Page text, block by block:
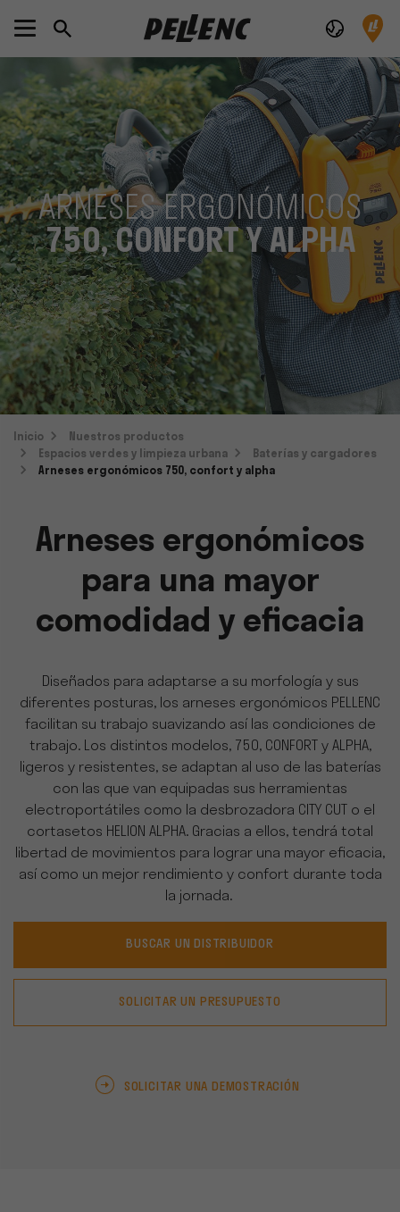
ARNESES ERGONÓMICOS
750, CONFORT Y ALPHA
Inicio
Nuestros productos
Espacios verdes y limpieza urbana
Baterías y cargadores
Arneses ergonómicos 750, confort y alpha
Arneses ergonómicos
para una mayor
comodidad y eficacia
Diseñados para adaptarse a su morfología y sus
diferentes posturas, los arneses ergonómicos PELLENC
facilitan su trabajo suavizando así las condiciones de
trabajo. Los distintos modelos, 750, CONFORT y ALPHA,
ligeros y resistentes, se adaptan al uso de las baterías
con las que van equipadas sus herramientas
electroportátiles como la desbrozadora CITY CUT o el
cortasetos HELION ALPHA. Gracias a ellos, tendrá total
libertad de movimientos para lograr una mayor eficacia,
así como un mejor rendimiento y confort durante toda
la jornada.
BUSCAR UN DISTRIBUIDOR
SOLICITAR UN PRESUPUESTO
SOLICITAR UNA DEMOSTRACIÓN